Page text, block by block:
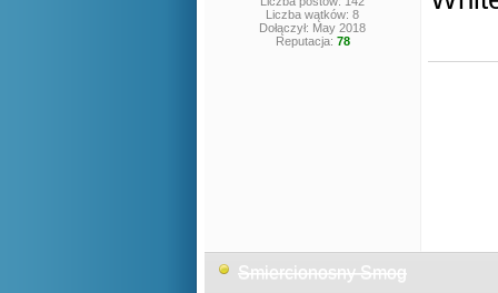
Liczba wątków: 8
Dołączył: May 2018
Reputacja: 78
Smiercionosny Smog